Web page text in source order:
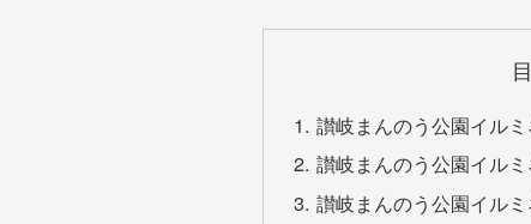
讃岐まんのう公園イル
讃岐まんのう公園イル
讃岐まんのう公園イル